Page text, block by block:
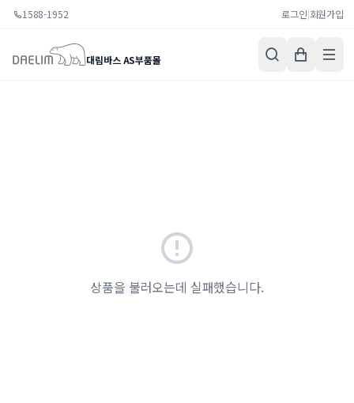
1588-1952 로그인|회원가입
대림바스 AS부품몰
상품을 불러오는데 실패했습니다.